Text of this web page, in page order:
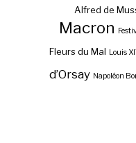
Alfred de
Macron
Fleurs du Mal Louis
d’Orsay Napoléon